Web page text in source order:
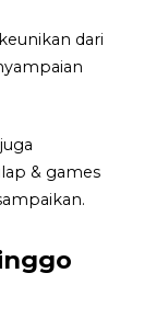
dari
& games